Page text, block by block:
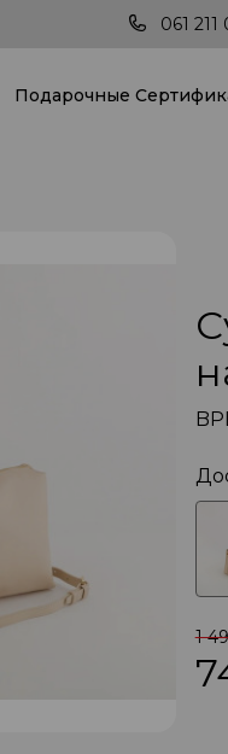
061 211
Подарочные
1